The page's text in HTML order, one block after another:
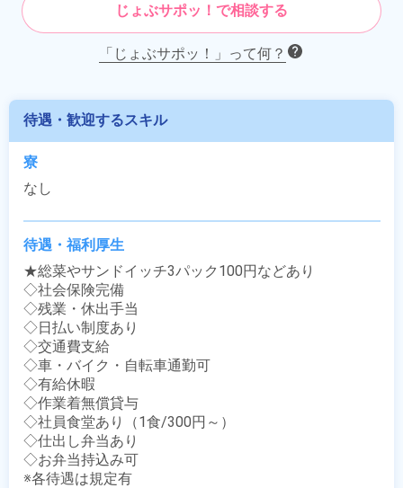
じょぶサポッ！で相談する
「じょぶサポッ！」って何？
待遇・歓迎するスキル
寮
なし
待遇・福利厚生
★総菜やサンドイッチ3パック100円などあり
◇社会保険完備
◇残業・休出手当
◇日払い制度あり
◇交通費支給
◇車・バイク・自転車通勤可
◇有給休暇
◇作業着無償貸与
◇社員食堂あり（1食/300円～）
◇仕出し弁当あり
◇お弁当持込み可
※各待遇は規定有